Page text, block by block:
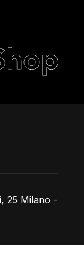
25 Milano -